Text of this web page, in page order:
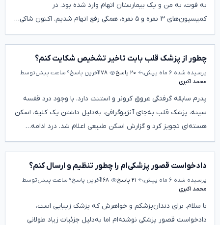
به فوت، به من و یک بیمارستان اتهام وارد شده بود. در
کمیسیون‌های ۳ نفره و ۵ نفره، همگی رفع اتهام شدیم. اکنون شاکی…
چطور از پزشک قلب بابت تاخیر تشخیص شکایت کنم؟
پرسیده شده ۶ ماه پیش ۲۰ پاسخ ۱۷۸آخرین پاسخ۹ ساعت پیش
توسط
محمد اکبری
پدرم سابقه گرفتگی عروق کرونر و استنت دارد. با وجود درد قفسه
سینه، پزشک قلب به‌جای آنژیوگرافی، به‌دلیل داشتن یک کلیه، اسکن
هسته‌ای تجویز کرد و گزارش اسکن طبیعی اعلام شد. درد ادامه…
دادخواست قصور پزشکی‌ام را چطور تنظیم و ارسال کنم؟
پرسیده شده ۶ ماه پیش ۲۱ پاسخ ۱۶۸آخرین پاسخ۹ ساعت پیش
توسط
محمد اکبری
با سلام. برای دندان‌پزشکم و خواهرش که پزشک زیبایی است،
دادخواست قصور پزشکی نوشته‌ام اما به‌دلیل جزئیات زیاد طولانی